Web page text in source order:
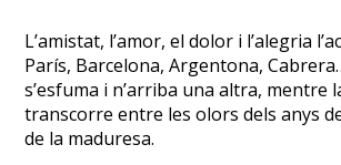
L’amistat, l’amor, el dolor i l’alegria
París, Barcelona, Argentona,
s’esfuma i n’arriba una altra, mentre
transcorre entre les olors dels anys
de la maduresa.